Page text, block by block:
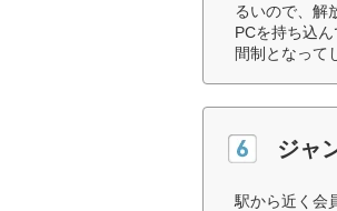
るいので、解
PCを持ち込
間制となって
ジャ
駅から近く会